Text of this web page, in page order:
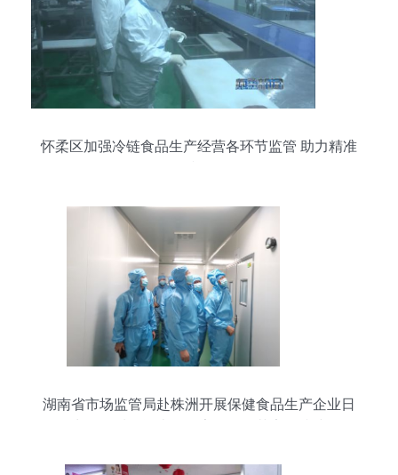
怀柔区加强冷链食品生产经营各环节监管 助力精准
湖南省市场监管局赴株洲开展保健食品生产企业日